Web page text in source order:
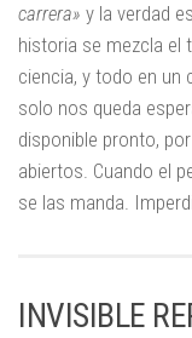
carrera» y la verdad
historia se mezcla el
ciencia, y todo en un
solo nos queda
disponible pronto,
abiertos. Cuando el
se las manda.
INVISIBLE